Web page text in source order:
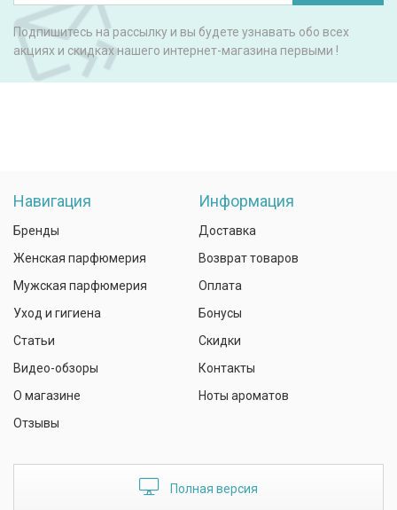
Подпишитесь на рассылку и вы будете узнавать обо всех
акциях и скидках нашего интернет-магазина первыми !
Навигация
Бренды
Женская парфюмерия
Мужская парфюмерия
Уход и гигиена
Статьи
Видео-обзоры
О магазине
Отзывы
Информация
Доставка
Возврат товаров
Оплата
Бонусы
Скидки
Контакты
Ноты ароматов
Полная версия